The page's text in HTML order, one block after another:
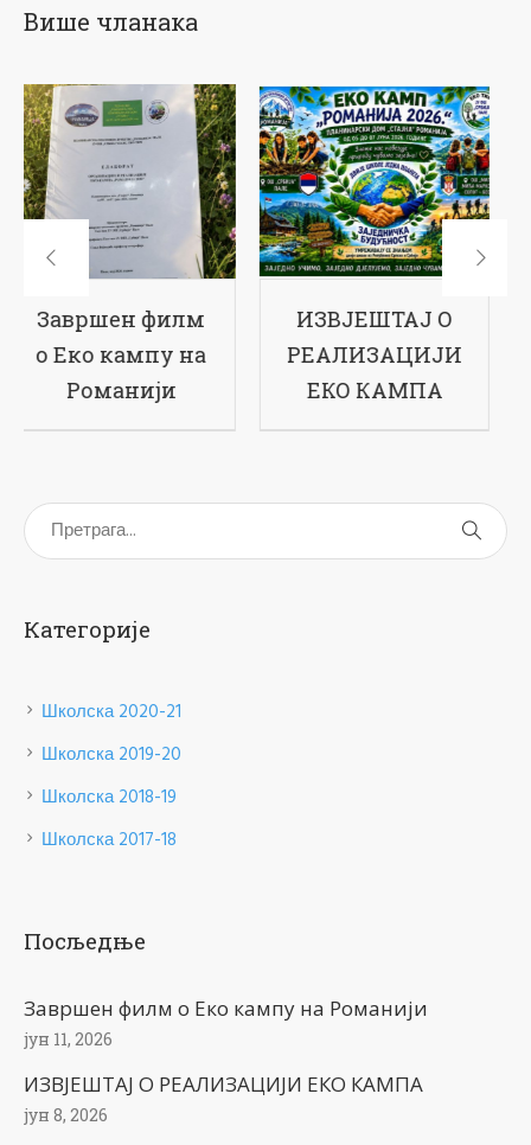
Више чланака
ИЗВЈЕШТАЈ О
РЕАЛИЗАЦИЈИ
ЕКО КАМПА
17-ти рођендан
наше школе
Категорије
Школска 2020-21
Школска 2019-20
Школска 2018-19
Школска 2017-18
Посљедње
Завршен филм о Еко кампу на Романији
јун 11, 2026
ИЗВЈЕШТАЈ О РЕАЛИЗАЦИЈИ ЕКО КАМПА
јун 8, 2026